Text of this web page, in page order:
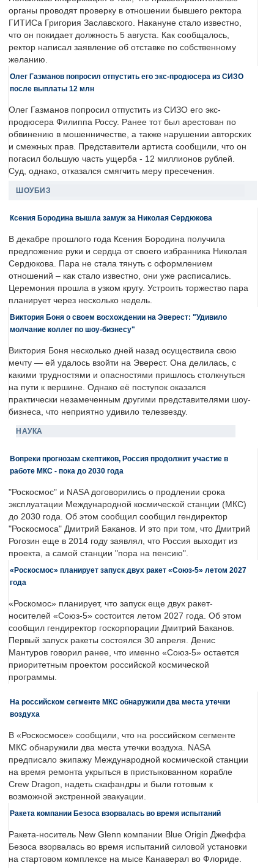
органы проводят проверку в отношении бывшего ректора
ГИТИСа Григория Заславского. Накануне стало известно,
что он покидает должность 5 августа. Как сообщалось,
ректор написал заявление об отставке по собственному
желанию.
Олег Газманов попросил отпустить его экс-продюсера из СИЗО
после выплаты 12 млн
Олег Газманов попросил отпустить из СИЗО его экс-
продюсера Филиппа Россу. Ранее тот был арестован по
обвинению в мошенничестве, а также нарушении авторских
и смежных прав. Представители артиста сообщили, что он
погасил большую часть ущерба - 12 миллионов рублей.
Суд, однако, отказался смягчить меру пресечения.
ШОУБИЗ
Ксения Бородина вышла замуж за Николая Сердюкова
В декабре прошлого года Ксения Бородина получила
предложение руки и сердца от своего избранника Николая
Сердюкова. Пара не стала тянуть с оформлением
отношений – как стало известно, они уже расписались.
Церемония прошла в узком кругу. Устроить торжество пара
планирует через несколько недель.
Виктория Боня о своем восхождении на Эверест: "Удивило
молчание коллег по шоу-бизнесу"
Виктория Боня несколько дней назад осуществила свою
мечту — ей удалось взойти на Эверест. Она делилась, с
какими трудностями и опасностями пришлось столкнуться
на пути к вершине. Однако её поступок оказался
практически незамеченным другими представителями шоу-
бизнеса, что неприятно удивило телезвезду.
НАУКА
Вопреки прогнозам скептиков, Россия продолжит участие в
работе МКС - пока до 2030 года
"Роскосмос" и NASA договорились о продлении срока
эксплуатации Международной космической станции (МКС)
до 2030 года. Об этом сообщил сообщил гендиректор
"Роскосмоса" Дмитрий Баканов. И это при том, что Дмитрий
Рогозин еще в 2014 году заявлял, что Россия выходит из
проекта, а самой станции "пора на пенсию".
«Роскосмос» планирует запуск двух ракет «Союз-5» летом 2027
года
«Роскомос» планирует, что запуск еще двух ракет-
носителей «Союз-5» состоится летом 2027 года. Об этом
сообщил гендиректор госкорпорации Дмитрий Баканов.
Первый запуск ракеты состоялся 30 апреля. Денис
Мантуров говорил ранее, что именно «Союз-5» остается
приоритетным проектом российской космической
программы.
На российском сегменте МКС обнаружили два места утечки
воздуха
В «Роскосмосе» сообщили, что на российском сегменте
МКС обнаружили два места утечки воздуха. NASA
предписало экипажу Международной космической станции
на время ремонта укрыться в пристыкованном корабле
Crew Dragon, надеть скафандры и были готовым к
возможной экстренной эвакуации.
Ракета компании Безоса взорвалась во время испытаний
Ракета-носитель New Glenn компании Blue Origin Джеффа
Безоса взорвалась во время испытаний силовой установки
на стартовом комплексе на мысе Канаверал во Флориде.